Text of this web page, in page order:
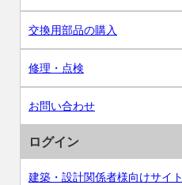
交換用部品の購入
修理・点検
お問い合わせ
ログイン
建築・設計関係者様向けサイト